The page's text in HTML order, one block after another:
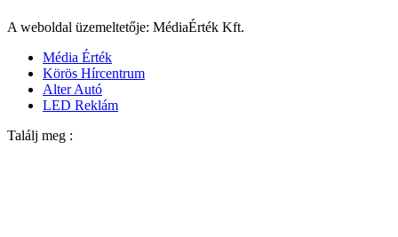
A weboldal üzemeltetője: MédiaÉrték Kft.
Média Érték
Körös Hírcentrum
Alter Autó
LED Reklám
Találj meg :